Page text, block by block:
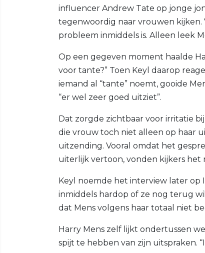
influencer Andrew Tate op jonge
tegenwoordig naar vrouwen
probleem inmiddels is. Alleen leek
Op een gegeven moment haalde
voor tante?” Toen Keyl daarop
iemand al “tante” noemt, gooide
“er wel zeer goed uitziet”.
Dat zorgde zichtbaar voor irritatie
die vrouw toch niet alleen op haar
uitzending. Vooral omdat het
uiterlijk vertoon, vonden kijkers het
Keyl noemde het interview later op
inmiddels hardop of ze nog terug
dat Mens volgens haar totaal niet
Harry Mens zelf lijkt ondertussen
spijt te hebben van zijn uitspraken.